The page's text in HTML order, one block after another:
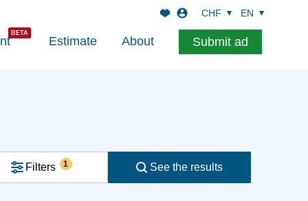
Estimate About Submit ad
CHF EN
Filters 1 See the results